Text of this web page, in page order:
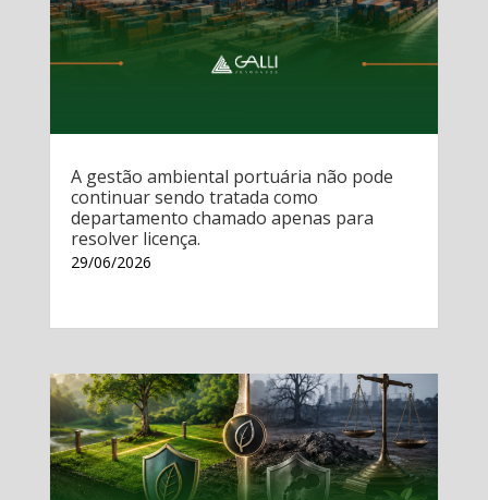
A gestão ambiental portuária não pode
continuar sendo tratada como
departamento chamado apenas para
resolver licença.
29/06/2026